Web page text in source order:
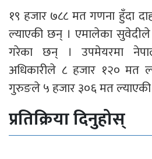
१९ हजार ७८८ मत गणना हुँदा
ल्याएकी छन् । एमालेका सुवेदीले
गरेका छन् । उपमेयरमा
अधिकारीले ८ हजार १२० मत
गुरुङले ५ हजार ३०६ मत
प्रतिक्रिया दिनुहोस्